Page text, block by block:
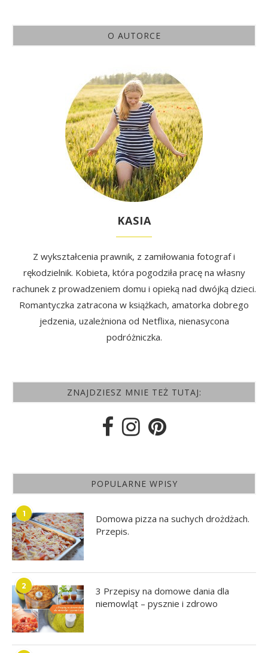
O AUTORCE
KASIA
Z wykształcenia prawnik, z zamiłowania fotograf i
rękodzielnik. Kobieta, która pogodziła pracę na własny
rachunek z prowadzeniem domu i opieką nad dwójką dzieci.
Romantyczka zatracona w książkach, amatorka dobrego
jedzenia, uzależniona od Netflixa, nienasycona
podróżniczka.
ZNAJDZIESZ MNIE TEŻ TUTAJ:
POPULARNE WPISY
1
Domowa pizza na suchych drożdżach.
Przepis.
2
3 Przepisy na domowe dania dla
niemowląt – pysznie i zdrowo